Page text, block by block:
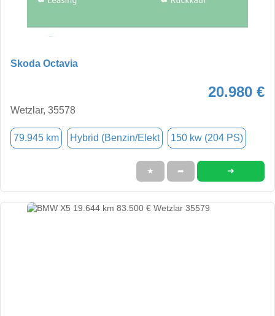
Skoda Octavia
20.980 €
Wetzlar, 35578
79.945 km Hybrid (Benzin/Elekt 150 kw (204 PS)
★ ➦ ➜